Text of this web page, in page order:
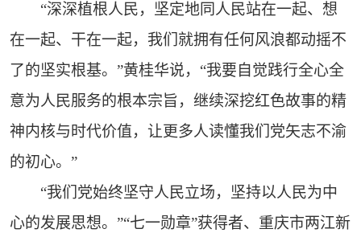
“深深植根人民，坚定地同人民站在一起、想
在一起、干在一起，我们就拥有任何风浪都动摇不
了的坚实根基。”黄桂华说，“我要自觉践行全心全
意为人民服务的根本宗旨，继续深挖红色故事的精
神内核与时代价值，让更多人读懂我们党矢志不渝
的初心。”
“我们党始终坚守人民立场，坚持以人民为中
心的发展思想。”“七一勋章”获得者、重庆市两江新